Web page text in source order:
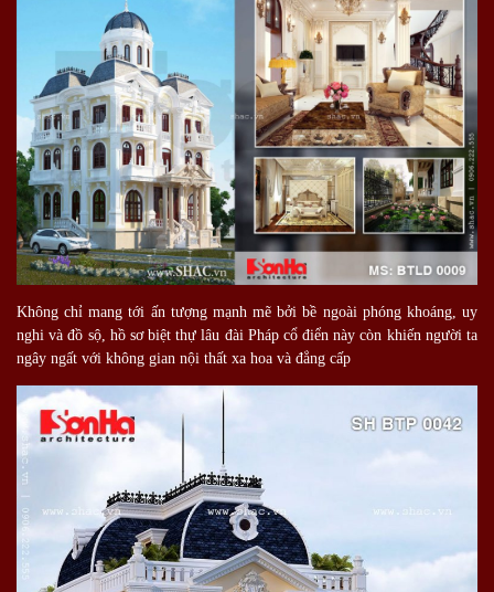
Không chỉ mang tới ấn tượng mạnh mẽ bởi bề ngoài phóng khoáng, uy
nghi và đồ sộ, hồ sơ biệt thự lâu đài Pháp cổ điển này còn khiến người ta
ngây ngất với không gian nội thất xa hoa và đẳng cấp